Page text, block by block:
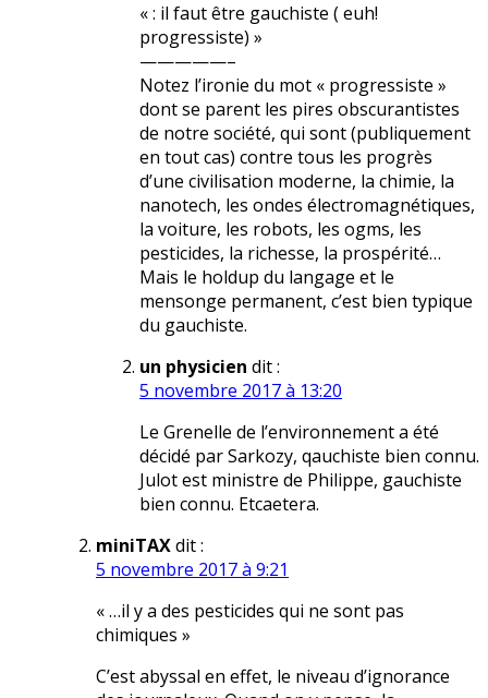
« : il faut être gauchiste ( euh!
progressiste) »
—————–
Notez l’ironie du mot « progressiste »
dont se parent les pires obscurantistes
de notre société, qui sont (publiquement
en tout cas) contre tous les progrès
d’une civilisation moderne, la chimie, la
nanotech, les ondes électromagnétiques,
la voiture, les robots, les ogms, les
pesticides, la richesse, la prospérité…
Mais le holdup du langage et le
mensonge permanent, c’est bien typique
du gauchiste.
un physicien dit :
5 novembre 2017 à 13:20
Le Grenelle de l’environnement a été
décidé par Sarkozy, qauchiste bien connu.
Julot est ministre de Philippe, gauchiste
bien connu. Etcaetera.
miniTAXdit :
5 novembre 2017 à 9:21
« …il y a des pesticides qui ne sont pas
chimiques »
C’est abyssal en effet, le niveau d’ignorance